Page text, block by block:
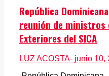
República
reunión de ministros
Exteriores del SICA
LUZ ACOSTA- junio 10,